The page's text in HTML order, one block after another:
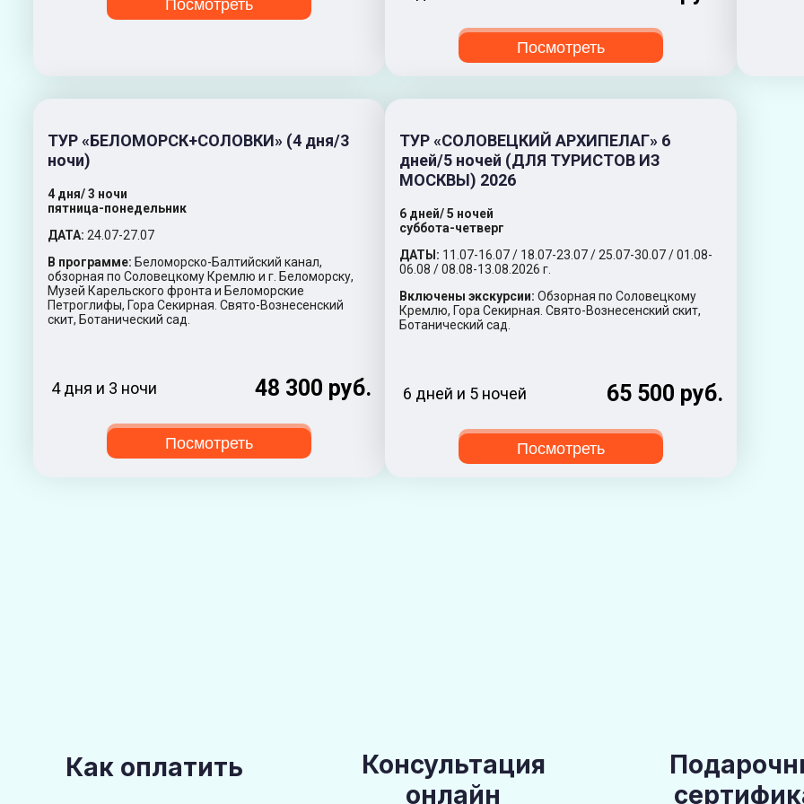
Посмотреть
Посмотреть
ТУР «БЕЛОМОРСК+СОЛОВКИ» (4 дня/3
ночи)
4 дня/ 3 ночи
пятница-понедельник
ДАТА: 24.07-27.07
В программе: Беломорско-Балтийский канал,
обзорная по Соловецкому Кремлю и г. Беломорску,
Музей Карельского фронта и Беломорские
Петроглифы, Гора Секирная. Свято-Вознесенский
скит, Ботанический сад.
4 дня и 3 ночи 48 300 руб.
Посмотреть
ТУР «СОЛОВЕЦКИЙ АРХИПЕЛАГ» 6
дней/5 ночей (ДЛЯ ТУРИСТОВ ИЗ
МОСКВЫ) 2026
6 дней/ 5 ночей
суббота-четверг
ДАТЫ: 11.07-16.07 / 18.07-23.07 / 25.07-30.07 / 01.08-
06.08 / 08.08-13.08.2026 г.
Включены экскурсии: Обзорная по Соловецкому
Кремлю, Гора Секирная. Свято-Вознесенский скит,
Ботанический сад.
6 дней и 5 ночей 65 500 руб.
Посмотреть
Как оплатить
Консультация
онлайн